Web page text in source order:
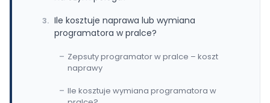
Ile kosztuje naprawa lub wymiana
programatora w pralce?
Zepsuty programator w pralce – koszt
naprawy
Ile kosztuje wymiana programatora w